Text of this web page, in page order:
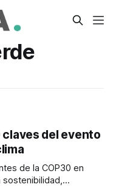
claves del evento
de la COP30 en
sostenibilidad,